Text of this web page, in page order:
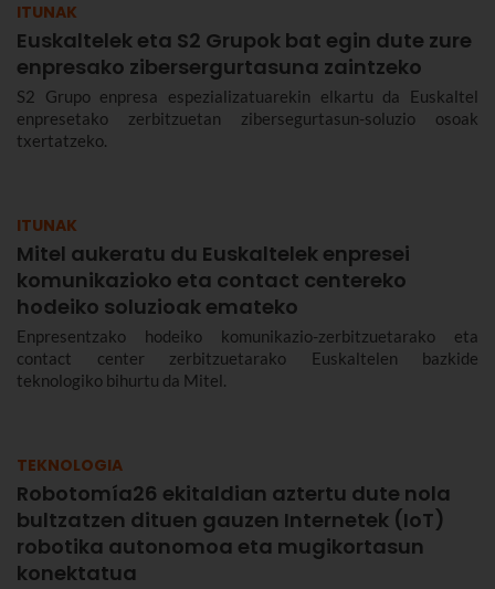
ITUNAK
Euskaltelek eta S2 Grupok bat egin dute zure
enpresako zibersergurtasuna zaintzeko
S2 Grupo enpresa espezializatuarekin elkartu da Euskaltel
enpresetako zerbitzuetan zibersegurtasun-soluzio osoak
txertatzeko.
ITUNAK
Mitel aukeratu du Euskaltelek enpresei
komunikazioko eta contact centereko
hodeiko soluzioak emateko
Enpresentzako hodeiko komunikazio-zerbitzuetarako eta
contact center zerbitzuetarako Euskaltelen bazkide
teknologiko bihurtu da Mitel.
TEKNOLOGIA
Robotomía26 ekitaldian aztertu dute nola
bultzatzen dituen gauzen Internetek (IoT)
robotika autonomoa eta mugikortasun
konektatua